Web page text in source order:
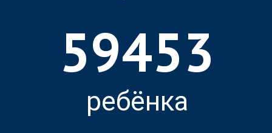
59453
ребёнка